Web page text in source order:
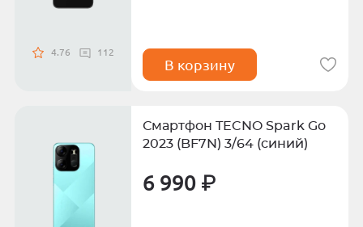
4.76 112
В корзину
Смартфон TECNO Spark Go
2023 (BF7N) 3/64 (синий)
6 990 ₽